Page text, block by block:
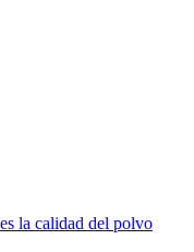
la calidad del polvo